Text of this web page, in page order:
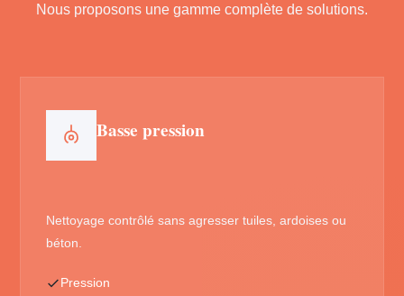
Nous proposons une gamme complète de solutions.
Basse pression
Nettoyage contrôlé sans agresser tuiles, ardoises ou
béton.
Pression